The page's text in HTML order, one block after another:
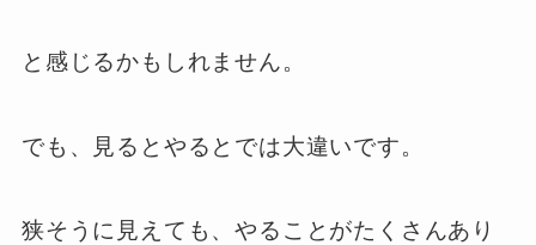
と感じるかもしれません。
でも、見るとやるとでは大違いです。
狭そうに見えても、やることがたくさんあり